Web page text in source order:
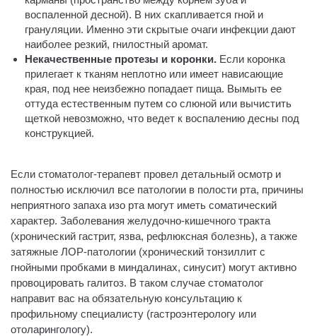
воспаленной десной). В них скапливается гной и
грануляции. Именно эти скрытые очаги инфекции дают
наиболее резкий, гнилостный аромат.
Некачественные протезы и коронки. Если коронка
прилегает к тканям неплотно или имеет нависающие
края, под нее неизбежно попадает пища. Вымыть ее
оттуда естественным путем со слюной или вычистить
щеткой невозможно, что ведет к воспалению десны под
конструкцией.
Если стоматолог-терапевт провел детальный осмотр и
полностью исключил все патологии в полости рта, причины
неприятного запаха изо рта могут иметь соматический
характер. Заболевания желудочно-кишечного тракта
(хронический гастрит, язва, рефлюксная болезнь), а также
затяжные ЛОР-патологии (хронический тонзиллит с
гнойными пробками в миндалинах, синусит) могут активно
провоцировать галитоз. В таком случае стоматолог
направит вас на обязательную консультацию к
профильному специалисту (гастроэнтерологу или
отоларингологу).